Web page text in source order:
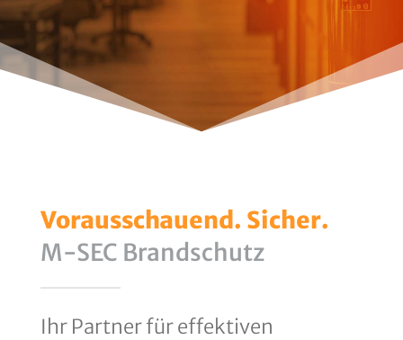
Vorausschauend. Sicher.
M-SEC Brandschutz
Ihr Partner für effektiven